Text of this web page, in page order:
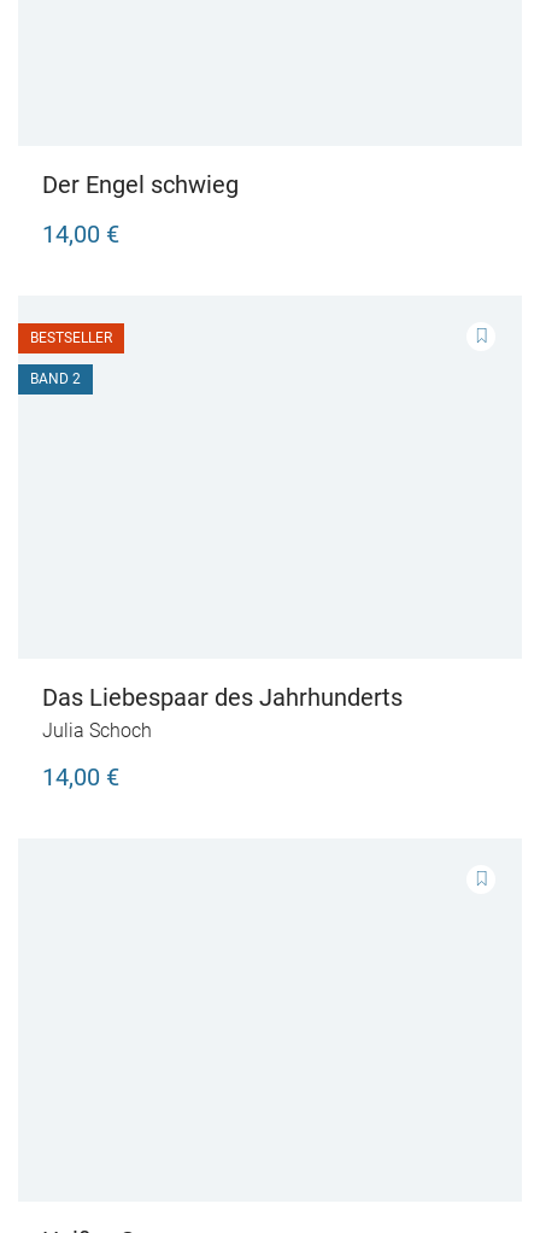
Der Engel schwieg
14,00 €
BESTSELLER
BAND 2
Das Liebespaar des Jahrhunderts
Julia Schoch
14,00 €